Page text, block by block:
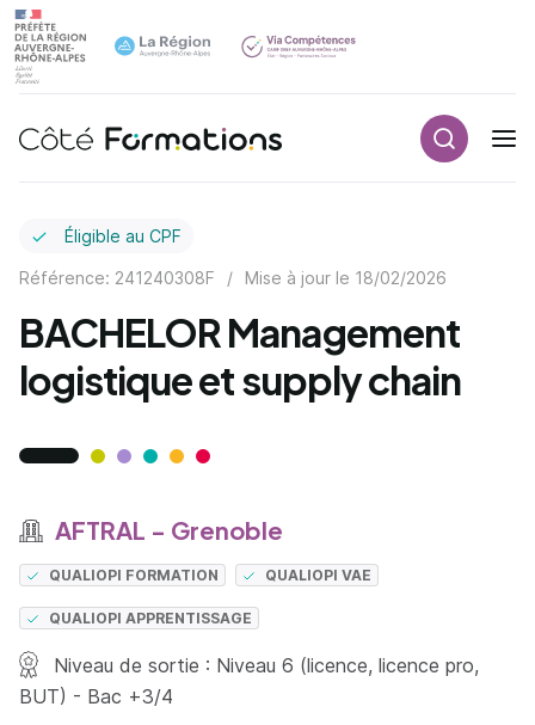
Navigation principale
Éligible au CPF
Référence: 241240308F / Mise à jour le 18/02/2026
BACHELOR Management
logistique et supply chain
AFTRAL - Grenoble
QUALIOPI FORMATION QUALIOPI VAE
QUALIOPI APPRENTISSAGE
Niveau de sortie : Niveau 6 (licence, licence pro,
BUT) - Bac +3/4